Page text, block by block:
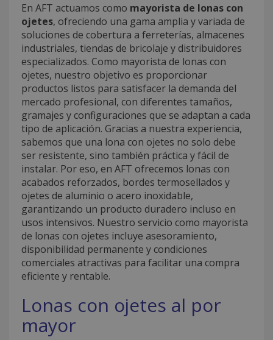
En AFT actuamos como mayorista de lonas con
ojetes, ofreciendo una gama amplia y variada de
soluciones de cobertura a ferreterías, almacenes
industriales, tiendas de bricolaje y distribuidores
especializados. Como mayorista de lonas con
ojetes, nuestro objetivo es proporcionar
productos listos para satisfacer la demanda del
mercado profesional, con diferentes tamaños,
gramajes y configuraciones que se adaptan a cada
tipo de aplicación. Gracias a nuestra experiencia,
sabemos que una lona con ojetes no solo debe
ser resistente, sino también práctica y fácil de
instalar. Por eso, en AFT ofrecemos lonas con
acabados reforzados, bordes termosellados y
ojetes de aluminio o acero inoxidable,
garantizando un producto duradero incluso en
usos intensivos. Nuestro servicio como mayorista
de lonas con ojetes incluye asesoramiento,
disponibilidad permanente y condiciones
comerciales atractivas para facilitar una compra
eficiente y rentable.
Lonas con ojetes al por
mayor